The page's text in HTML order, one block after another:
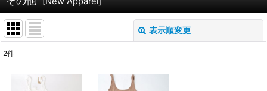
表示順変更
2件